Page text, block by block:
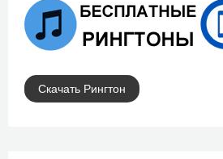
Скачать Рингтон